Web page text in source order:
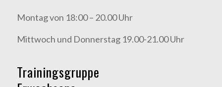
Montag von 18:00 – 20.00 Uhr
Mittwoch und Donnerstag 19.00-21.00 Uhr
Trainingsgruppe